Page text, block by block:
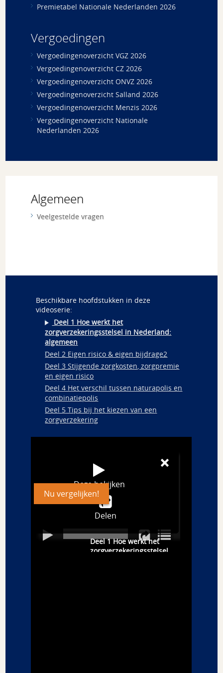
Premietabel Nationale Nederlanden 2026
Vergoedingen
Vergoedingenoverzicht VGZ 2026
Vergoedingenoverzicht CZ 2026
Vergoedingenoverzicht ONVZ 2026
Vergoedingenoverzicht Salland 2026
Vergoedingenoverzicht Menzis 2026
Vergoedingenoverzicht Nationale
Nederlanden 2026
Algemeen
Veelgestelde vragen
Beschikbare hoofdstukken in deze
videoserie:
Deel 1 Hoe werkt het
zorgverzekeringsstelsel in Nederland:
algemeen
Deel 2 Eigen risico & eigen bijdrage2
Deel 3 Stijgende zorgkosten, zorgpremie
en eigen risico
Deel 4 Het verschil tussen naturapolis en
combinatiepolis
Deel 5 Tips bij het kiezen van een
zorgverzekering